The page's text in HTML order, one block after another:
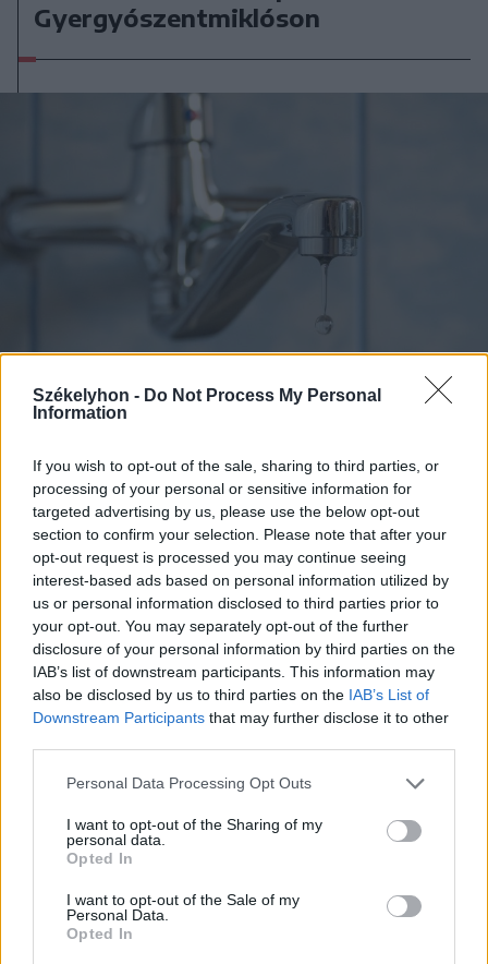
Székelyhon - Do Not Process My Personal
Information
If you wish to opt-out of the sale, sharing to third parties, or
processing of your personal or sensitive information for
targeted advertising by us, please use the below opt-out
section to confirm your selection. Please note that after your
opt-out request is processed you may continue seeing
interest-based ads based on personal information utilized by
us or personal information disclosed to third parties prior to
your opt-out. You may separately opt-out of the further
disclosure of your personal information by third parties on the
IAB’s list of downstream participants. This information may
also be disclosed by us to third parties on the IAB’s List of
Downstream Participants that may further disclose it to other
Personal Data Processing Opt Outs
I want to opt-out of the Sharing of my
personal data.
Opted In
I want to opt-out of the Sale of my
Personal Data.
Opted In
Gyergyószentmiklóson
2026. augusztus 03., hétfő
Vízszünetre kell számítani
Gyergyószentmiklós egy részén